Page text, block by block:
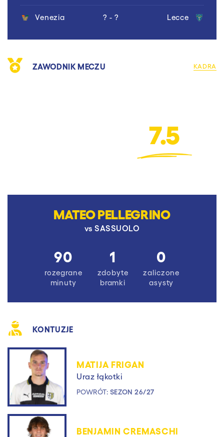
Venezia ? - ? Lecce
ZAWODNIK MECZU KADRA
7.5
MATEO PELLEGRINO
vsSASSUOLO
90
rozegrane
minuty
1
zdobyte
bramki
0
zaliczone
asysty
KONTUZJE
MATIJA FRIGAN
Uraz łąkotki
POWRÓT: SEZON 26/27
BENJAMIN CREMASCHI